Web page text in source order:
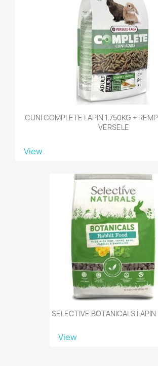
CUNI COMPLETE LAPIN 1,750KG +
VERSELE
View
SELECTIVE BOTANICALS LAPIN
View